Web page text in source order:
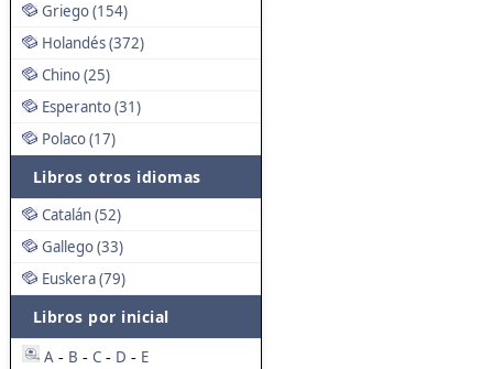
Griego (154)
Holandés (372)
Chino (25)
Esperanto (31)
Polaco (17)
Libros otros idiomas
Catalán (52)
Gallego (33)
Euskera (79)
Libros por inicial
A - B - C - D - E